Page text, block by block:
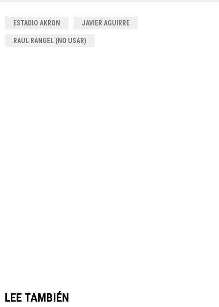
ESTADIO AKRON JAVIER AGUIRRE
RAUL RANGEL (NO USAR)
LEE TAMBIÉN